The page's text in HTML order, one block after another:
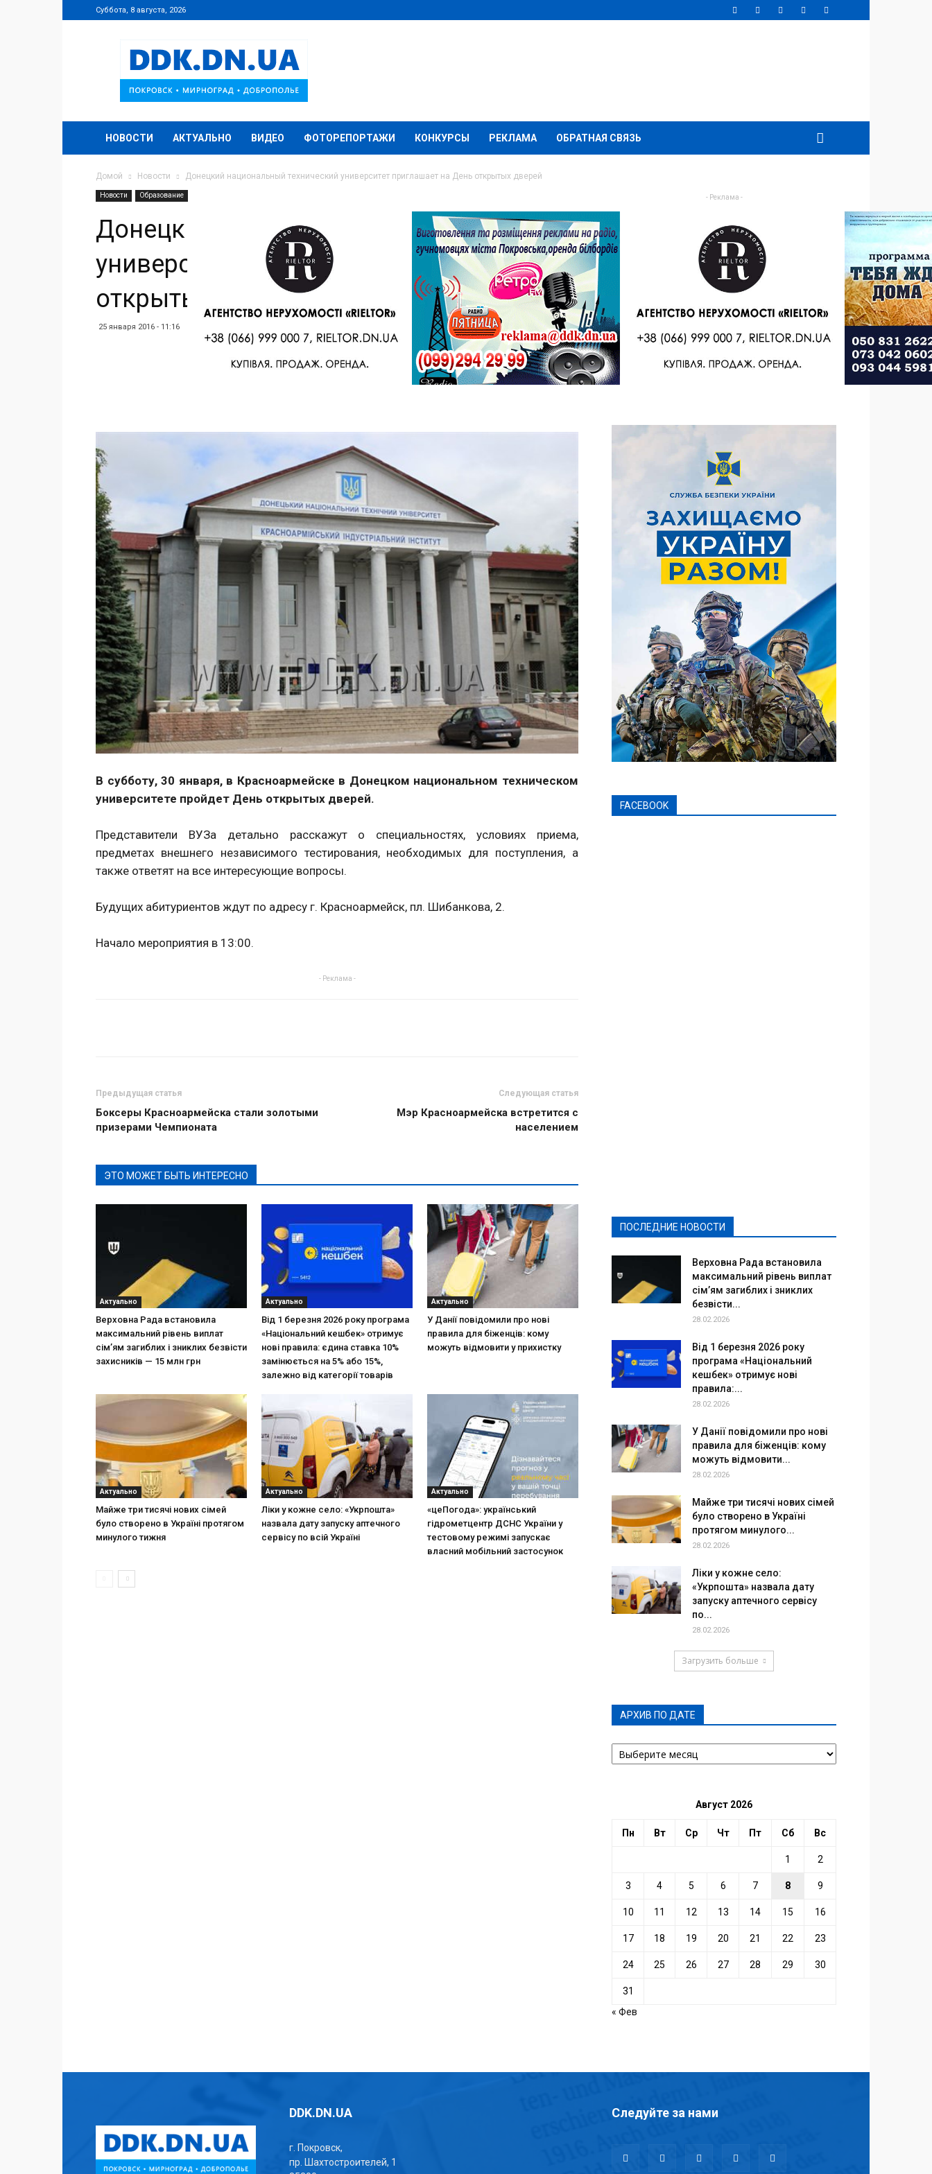
Суббота, 8 августа, 2026
DDK.DN.UA
НОВОСТИ АКТУАЛЬНО ВИДЕО ФОТОРЕПОРТАЖИ КОНКУРСЫ РЕКЛАМА ОБРАТНАЯ СВЯЗЬ
Домой Новости Донецкий национальный технический университет приглашает на День открытых дверей
Новости Образование
Донецкий национальный технический
университет приглашает на День
открытых дверей
25 января 2016 - 11:16
В субботу, 30 января, в Красноармейске в Донецком национальном техническом
университете пройдет День открытых дверей.
Представители ВУЗа детально расскажут о специальностях, условиях приема,
предметах внешнего независимого тестирования, необходимых для поступления, а
также ответят на все интересующие вопросы.
Будущих абитуриентов ждут по адресу г. Красноармейск, пл. Шибанкова, 2.
Начало мероприятия в 13:00.
- Реклама -
Предыдущая статья
Боксеры Красноармейска стали золотыми
призерами Чемпионата
Следующая статья
Мэр Красноармейска встретится с
населением
ЭТО МОЖЕТ БЫТЬ ИНТЕРЕСНО
Актуально
Верховна Рада встановила
максимальний рівень виплат
сім’ям загиблих і зниклих безвісти
захисників — 15 млн грн
Актуально
Від 1 березня 2026 року програма
«Національний кешбек» отримує
нові правила: єдина ставка 10%
замінюється на 5% або 15%,
залежно від категорії товарів
Актуально
У Данії повідомили про нові
правила для біженців: кому
можуть відмовити у прихистку
Актуально
Майже три тисячі нових сімей
було створено в Україні протягом
минулого тижня
Актуально
Ліки у кожне село: «Укрпошта»
назвала дату запуску аптечного
сервісу по всій Україні
Актуально
«цеПогода»: український
гідрометцентр ДСНС України у
тестовому режимі запускає
власний мобільний застосунок
- Реклама -
FACEBOOK
ПОСЛЕДНИЕ НОВОСТИ
Верховна Рада встановила
максимальний рівень виплат
сім’ям загиблих і зниклих
безвісти...
28.02.2026
Від 1 березня 2026 року
програма «Національний
кешбек» отримує нові
правила:...
28.02.2026
У Данії повідомили про нові
правила для біженців: кому
можуть відмовити...
28.02.2026
Майже три тисячі нових сімей
було створено в Україні
протягом минулого...
28.02.2026
Ліки у кожне село:
«Укрпошта» назвала дату
запуску аптечного сервісу
по...
28.02.2026
Загрузить больше
АРХИВ ПО ДАТЕ
АРХИВ
ПО
Август 2026
Пн Вт Ср Чт Пт Сб Вс
1 2
3 4 5 6 7 8 9
10 11 12 13 14 15 16
17 18 19 20 21 22 23
24 25 26 27 28 29 30
31
« Фев
DDK.DN.UA
г. Покровск,
пр. Шахтостроителей, 1
Следуйте за нами